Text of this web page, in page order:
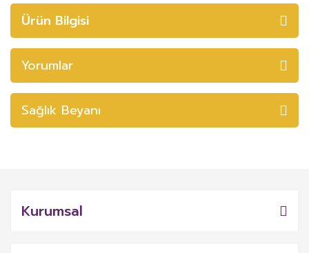
Ürün Bilgisi
Yorumlar
Sağlık Beyanı
Kurumsal